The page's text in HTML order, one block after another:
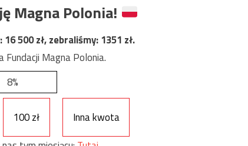
Magna Polonia!
16 500zł, zebraliśmy:1351 zł.
Magna Polonia.
8%
100 zł
Inna kwota